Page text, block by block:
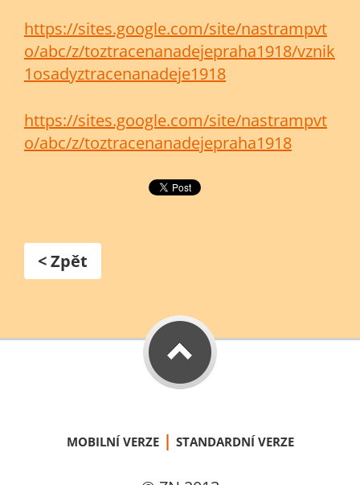
https://sites.google.com/site/nastrampvt
o/abc/z/toztracenanadejepraha1918/vznik
1osadyztracenanadeje1918
https://sites.google.com/site/nastrampvt
o/abc/z/toztracenanadejepraha1918
< Zpět
MOBILNÍ VERZE | STANDARDNÍ VERZE